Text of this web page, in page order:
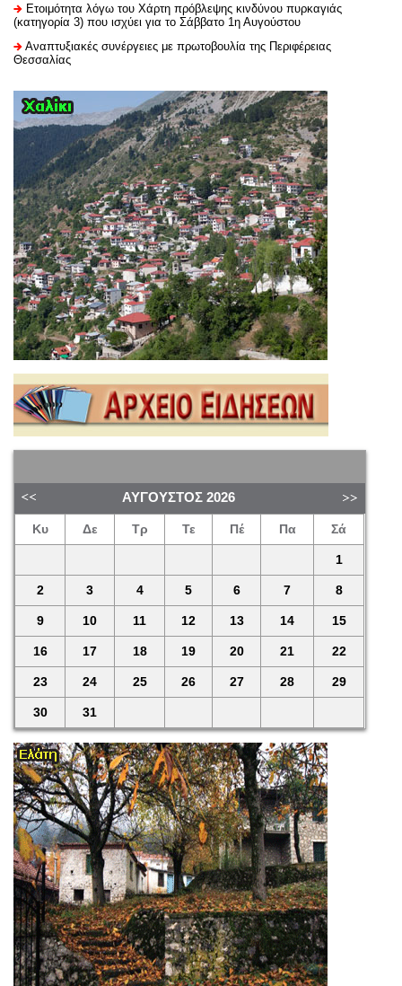
Ετοιμότητα λόγω του Χάρτη πρόβλεψης κινδύνου πυρκαγιάς
(κατηγορία 3) που ισχύει για το Σάββατο 1η Αυγούστου
Αναπτυξιακές συνέργειες με πρωτοβουλία της Περιφέρειας
Θεσσαλίας
ΑΎΓΟΥΣΤΟΣ 2026
Κυ Δε Τρ Τε Πέ Πα Σά
1
2 3 4 5 6 7 8
9 10 11 12 13 14 15
16 17 18 19 20 21 22
23 24 25 26 27 28 29
30 31